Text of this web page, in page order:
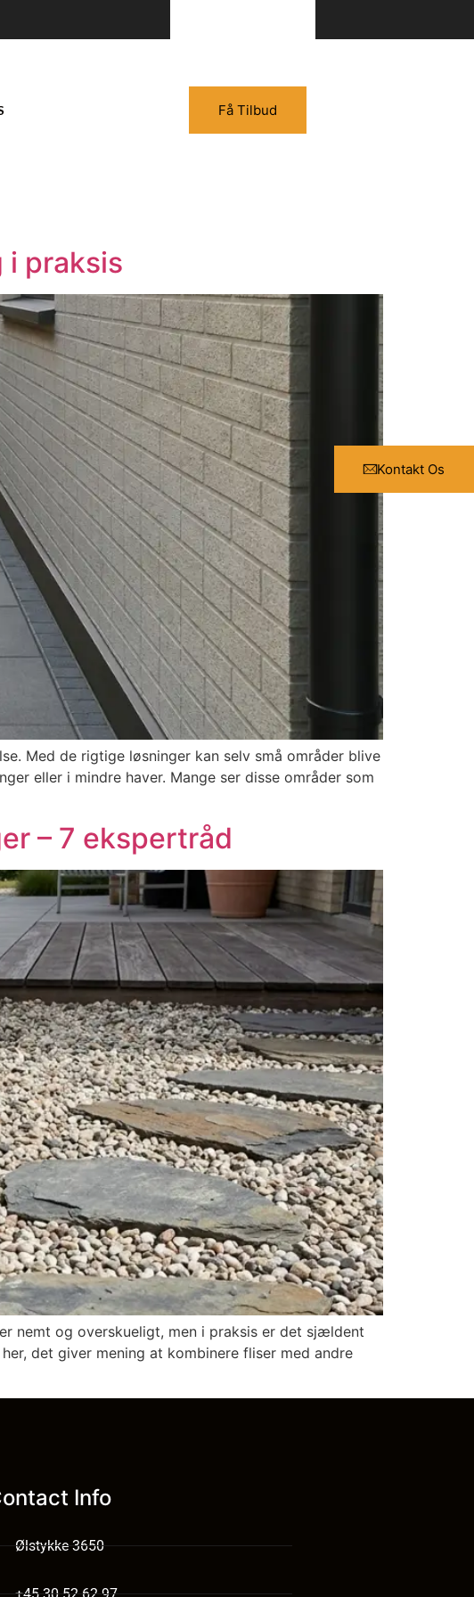
Få Tilbud
Kontakt Os
i praksis
Med de rigtige løsninger kan selv små områder blive
eller i mindre haver. Mange ser disse områder som
– 7 ekspertråd
nemt og overskueligt, men i praksis er det sjældent
det giver mening at kombinere fliser med andre
Info
Ølstykke 3650